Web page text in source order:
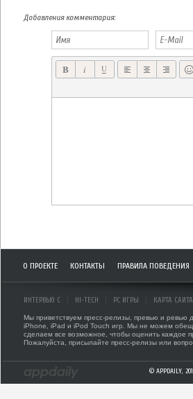
Добавления комментария:
О ПРОЕКТЕ КОНТАКТЫ ПРАВИЛА ПОВЕДЕНИЯ
ИНТЕРВЬЮ С HI-TECH PC ИГРЫ КАРТА САЙТА
Мы приветствуем пресс-релизы, превью и ревью
iPhone, iPad и iPod Touch игр. Мы не можем
сделаем все возможное, чтобы оценить каждое
Пожалуйста, присылайте пресс-релизы или
© APPDAILY,